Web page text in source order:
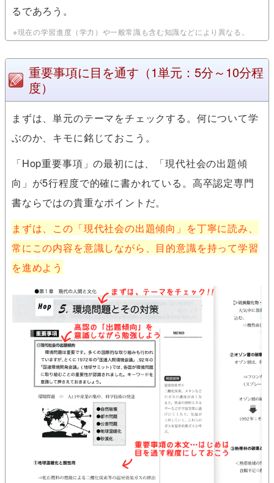
るであろう。
※現在の学習進度（学力）や一般常識も含む知識などにより異なる。
重要事項に目を通す （1単元：5分～10分程
度）
まずは、単元のテーマをチェックする。何について学
ぶのか、キモに銘じておこう。
「Hop重要事項」の最初には、「現代社会の出題傾
向」が5行程度で的確に書かれている。高卒認定専門
書ならではの貴重なポイントだ。
まずは、この「現代社会の出題傾向」を丁寧に読み、
常にこの内容を意識しながら、目的意識を持って学習
を進めよう